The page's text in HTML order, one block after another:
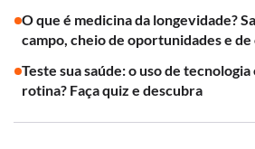
O que é medicina da longevidade?
campo, cheio de oportunidades e
Teste sua saúde: o uso de
rotina? Faça quiz e descubra